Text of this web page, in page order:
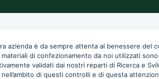
azienda è da sempre attenta al benessere del
di confezionamento da noi utilizzati
validati dai nostri reparti di Ricerca e
nell’ambito di questi controlli e di questa